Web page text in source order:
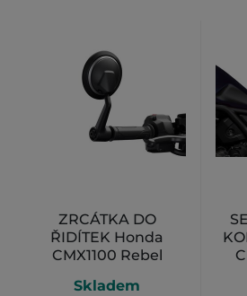
ZRCÁTKA DO
ŘIDÍTEK Honda
CMX1100 Rebel
Skladem